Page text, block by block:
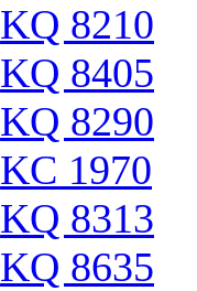
KQ 8210
KQ 8405
KQ 8290
KC 1970
KQ 8313
KQ 8635